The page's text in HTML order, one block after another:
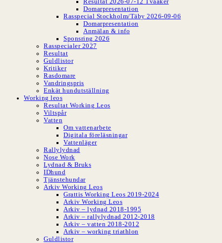
Domarpresentation
Rasspecial Stockholm/Täby 2026-09-06
Domarpresentation
Anmälan & info
Sponsring 2026
Rasspecialer 2027
Resultat
Guldlistor
Kritiker
Rasdomare
Vandringspris
Enkät hundutställning
Working leos
Resultat Working Leos
Viltspår
Vatten
Om vattenarbete
Digitala föreläsningar
Vattenläger
Rallylydnad
Nose Work
Lydnad & Bruks
IDhund
Tjänstehundar
Arkiv Working Leos
Grattis Working Leos 2019-2024
Arkiv Working Leos
Arkiv – lydnad 2018-1995
Arkiv – rallylydnad 2012-2018
Arkiv – vatten 2018-2012
Arkiv – working triathlon
Guldlistor